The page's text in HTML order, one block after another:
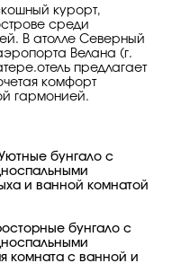
курорт,
среди
В атолле Северный
Велана (г.
предлагает
комфорт
гармонией.
бунгало с
и ванной комнатой
бунгало с
комната с ванной и